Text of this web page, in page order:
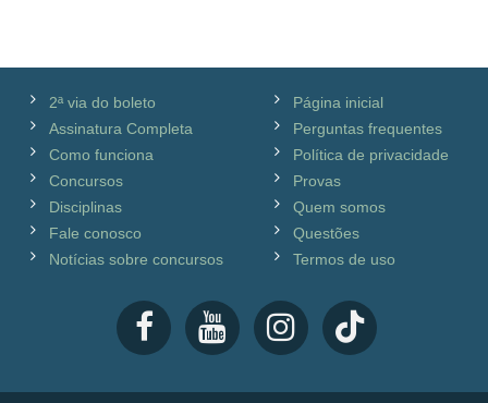
2ª via do boleto
Assinatura Completa
Como funciona
Concursos
Disciplinas
Fale conosco
Notícias sobre concursos
Página inicial
Perguntas frequentes
Política de privacidade
Provas
Quem somos
Questões
Termos de uso